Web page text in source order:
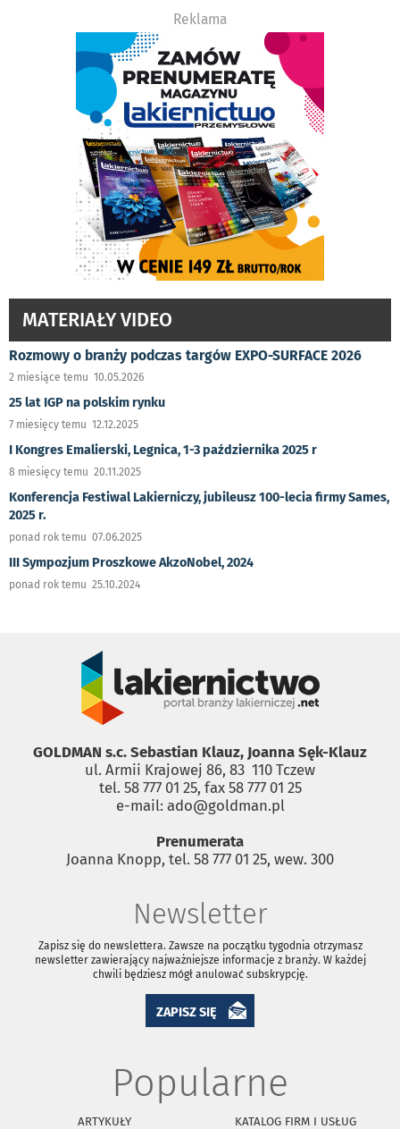
Reklama
MATERIAŁY VIDEO
Rozmowy o branży podczas targów EXPO-SURFACE 2026
2 miesiące temu 10.05.2026
25 lat IGP na polskim rynku
7 miesięcy temu 12.12.2025
I Kongres Emalierski, Legnica, 1-3 października 2025 r
8 miesięcy temu 20.11.2025
Konferencja Festiwal Lakierniczy, jubileusz 100-lecia firmy Sames,
2025 r.
ponad rok temu 07.06.2025
III Sympozjum Proszkowe AkzoNobel, 2024
ponad rok temu 25.10.2024
GOLDMAN s.c. Sebastian Klauz, Joanna Sęk-Klauz
ul. Armii Krajowej 86, 83 ­ 110 Tczew
tel. 58 777 01 25, fax 58 777 01 25
e-mail: ado@goldman.pl
Prenumerata
Joanna Knopp, tel. 58 777 01 25, wew. 300
Newsletter
Zapisz się do newslettera. Zawsze na początku tygodnia otrzymasz
newsletter zawierający najważniejsze informacje z branży. W każdej
chwili będziesz mógł anulować subskrypcję.
ZAPISZ SIĘ
Popularne
ARTYKUŁY
KATALOG FIRM I USŁUG